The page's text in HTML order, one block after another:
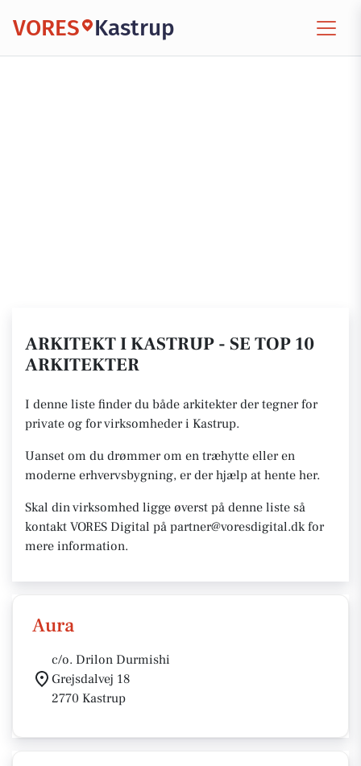
VORES Kastrup
ARKITEKT I KASTRUP - SE TOP 10
ARKITEKTER
I denne liste finder du både arkitekter der tegner for
private og for virksomheder i Kastrup.
Uanset om du drømmer om en træhytte eller en
moderne erhvervsbygning, er der hjælp at hente her.
Skal din virksomhed ligge øverst på denne liste så
kontakt VORES Digital på partner@voresdigital.dk for
mere information.
Aura
c/o. Drilon Durmishi
Grejsdalvej 18
2770 Kastrup